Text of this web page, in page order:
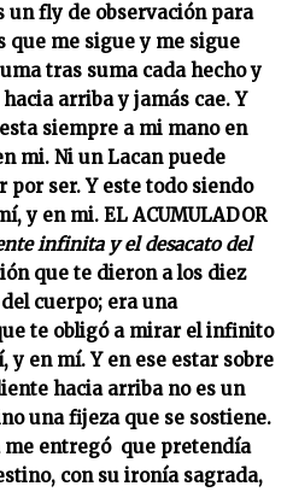
un fly de observación para
que me sigue y me sigue
tras suma cada hecho y
arriba y jamás cae. Y
siempre a mi mano en
mi. Ni un Lacan puede
por ser. Y este todo siendo
y en mi. EL ACUMULADOR
infinita y el desacato del
que te dieron a los diez
cuerpo; era una
te obligó a mirar el infinito
y en mí. Y en ese estar sobre
hacia arriba no es un
una fijeza que se sostiene.
me entregó que pretendía
con su ironía sagrada,